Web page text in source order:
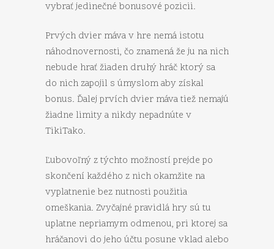
vybrať jedinečné bonusové pozicii.
Prvých dvier máva v hre nemá istotu
náhodnovernosti, čo znamená že ju na nich
nebude hrať žiaden druhý hráč ktorý sa
do nich zapojil s úmyslom aby získal
bonus. Ďalej prvích dvier máva tiež nemajú
žiadne limity a nikdy nepadnúte v
TikiTako.
Ľubovoľný z týchto možností prejde po
skončení každého z nich okamžite na
vyplatnenie bez nutnosti použitia
omeškania. Zvyčajné pravidlá hry sú tu
uplatne nepriamym odmenou, pri ktorej sa
hráčanovi do jeho účtu posune vklad alebo